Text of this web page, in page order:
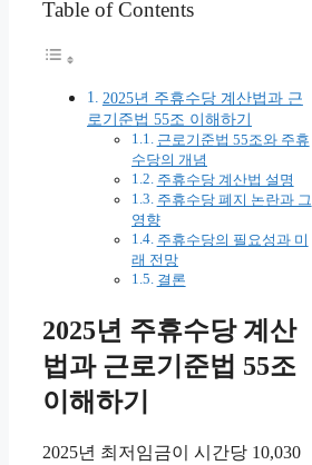
Table of Contents
2025년 주휴수당 계산법과 근
로기준법 55조 이해하기
근로기준법 55조와 주휴
수당의 개념
주휴수당 계산법 설명
주휴수당 폐지 논란과 그
영향
주휴수당의 필요성과 미
래 전망
결론
2025년 주휴수당 계산
법과 근로기준법 55조
이해하기
2025년 최저임금이 시간당 10,030